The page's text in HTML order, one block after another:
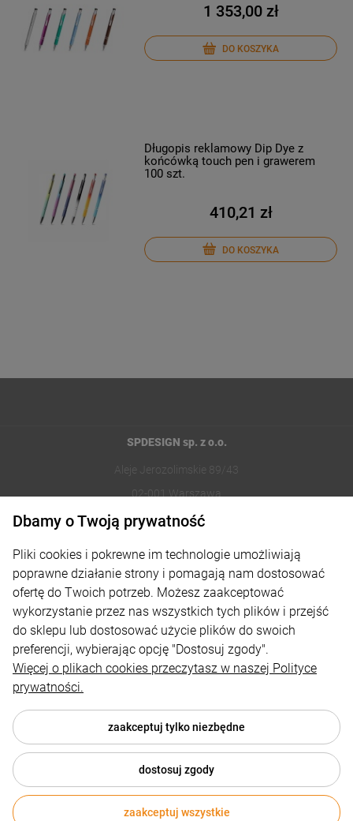
1 353,00 zł
DO KOSZYKA
Długopis reklamowy Dip Dye z
końcówką touch pen i grawerem
100 szt.
410,21 zł
DO KOSZYKA
SPDESIGN sp. z o.o.
Aleje Jerozolimskie 89/43
02-001 Warszawa
sklep@reklamydrukarnia.pl
Moje konto
Płatności i dostawa
Informacje
© 2026 reklamydrukarnia.pl . Wszelkie prawa zastrzeżone.
Dbamy o Twoją prywatność
Pliki cookies i pokrewne im technologie umożliwiają
poprawne działanie strony i pomagają nam dostosować
ofertę do Twoich potrzeb. Możesz zaakceptować
wykorzystanie przez nas wszystkich tych plików i przejść
do sklepu lub dostosować użycie plików do swoich
preferencji, wybierając opcję "Dostosuj zgody".
Więcej o plikach cookies przeczytasz w naszej Polityce
prywatności.
zaakceptuj tylko niezbędne
dostosuj zgody
zaakceptuj wszystkie